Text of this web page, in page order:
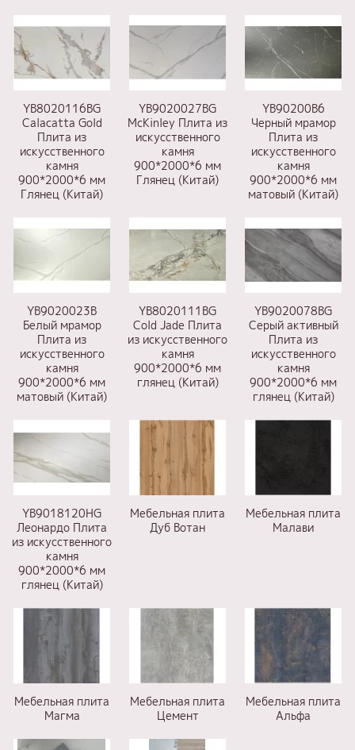
YB8020116BG
Calacatta Gold
Плита из
искусственного
камня
900*2000*6 мм
Глянец (Китай)
YB9020027BG
McKinley Плита из
искусственного
камня
900*2000*6 мм
Глянец (Китай)
YB90200B6
Черный мрамор
Плита из
искусственного
камня
900*2000*6 мм
матовый (Китай)
YB9020023B
Белый мрамор
Плита из
искусственного
камня
900*2000*6 мм
матовый (Китай)
YB8020111BG
Сold Jade Плита
из искусственного
камня
900*2000*6 мм
глянец (Китай)
YB9020078BG
Серый активный
Плита из
искусственного
камня
900*2000*6 мм
глянец (Китай)
YB9018120HG
Леонардо Плита
из искусственного
камня
900*2000*6 мм
глянец (Китай)
Мебельная плита
Дуб Вотан
Мебельная плита
Малави
Мебельная плита
Магма
Мебельная плита
Цемент
Мебельная плита
Альфа